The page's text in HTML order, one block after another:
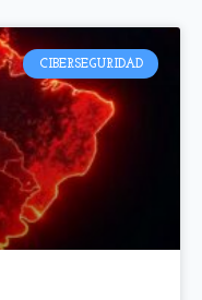
CIBERSEGURIDAD